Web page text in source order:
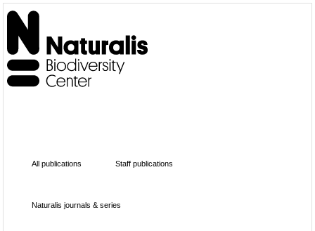
All publications Staff publications
Naturalis journals & series